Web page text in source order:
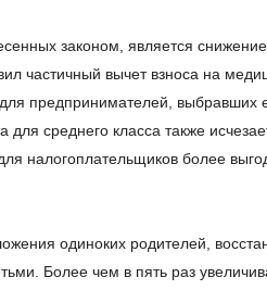
законом, является снижение
частичный вычет взноса на
предпринимателей, выбравших
для среднего класса также
налогоплательщиков более
одиноких родителей,
Более чем в пять раз